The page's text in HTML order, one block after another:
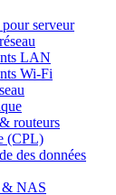
serveur
LAN
Wi-Fi
routeurs
(CPL)
des données
& NAS